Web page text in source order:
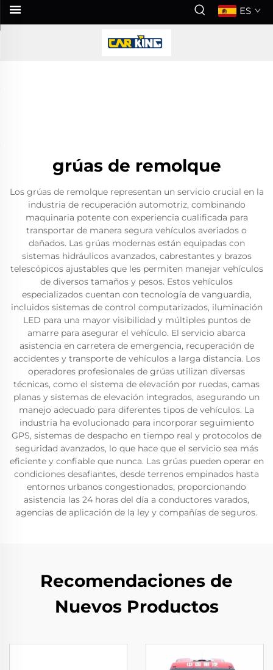
ES
grúas de remolque
Los grúas de remolque representan un servicio crucial en la
industria de recuperación automotriz, combinando
maquinaria potente con experiencia cualificada para
transportar de manera segura vehículos averiados o
dañados. Las grúas modernas están equipadas con
sistemas hidráulicos avanzados, cabrestantes y brazos
telescópicos ajustables que les permiten manejar vehículos
de diversos tamaños y pesos. Estos vehículos
especializados cuentan con tecnología de vanguardia,
incluidos sistemas de control computarizados, iluminación
LED para una mayor visibilidad y múltiples puntos de
amarre para asegurar el vehículo. El servicio abarca
asistencia en carretera de emergencia, recuperación de
accidentes y transporte de vehículos a larga distancia. Los
operadores profesionales de grúas utilizan diversas
técnicas, como el sistema de elevación por ruedas, camas
planas y sistemas de elevación integrados, asegurando un
manejo adecuado para diferentes tipos de vehículos. La
industria ha evolucionado para incorporar seguimiento
GPS, sistemas de despacho en tiempo real y protocolos de
seguridad avanzados, lo que hace que el servicio sea más
eficiente y confiable que nunca. Las grúas pueden operar en
condiciones desafiantes, desde terrenos empinados hasta
entornos urbanos congestionados, proporcionando
asistencia las 24 horas del día a conductores varados,
agencias de aplicación de la ley y compañías de seguros.
Recomendaciones de
Nuevos Productos